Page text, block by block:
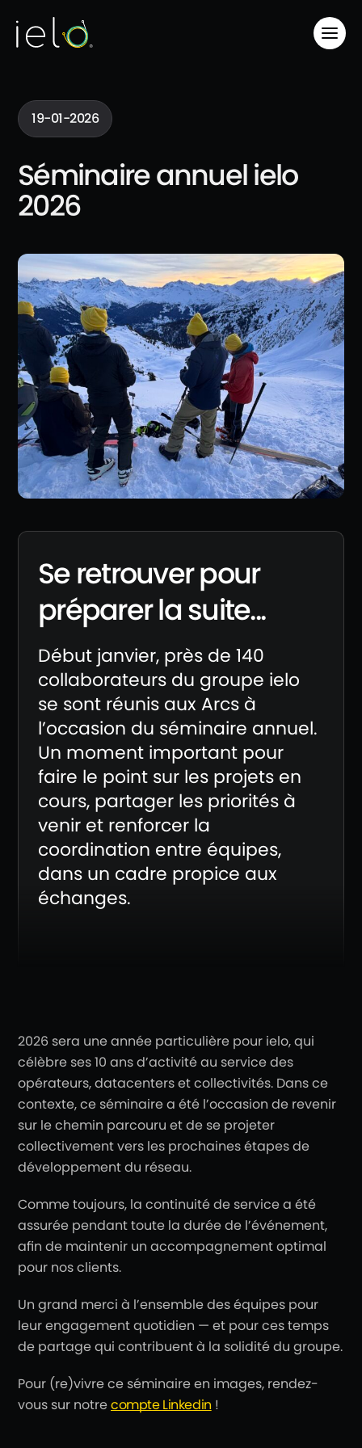
19-01-2026
Séminaire annuel ielo
2026
Se retrouver pour
préparer la suite...
Début janvier, près de 140
collaborateurs du groupe ielo
se sont réunis aux Arcs à
l’occasion du séminaire annuel.
Un moment important pour
faire le point sur les projets en
cours, partager les priorités à
venir et renforcer la
coordination entre équipes,
dans un cadre propice aux
échanges.
2026 sera une année particulière pour ielo, qui
célèbre ses 10 ans d’activité au service des
opérateurs, datacenters et collectivités. Dans ce
contexte, ce séminaire a été l’occasion de revenir
sur le chemin parcouru et de se projeter
collectivement vers les prochaines étapes de
développement du réseau.
Comme toujours, la continuité de service a été
assurée pendant toute la durée de l’événement,
afin de maintenir un accompagnement optimal
pour nos clients.
Un grand merci à l’ensemble des équipes pour
leur engagement quotidien — et pour ces temps
de partage qui contribuent à la solidité du groupe.
Pour (re)vivre ce séminaire en images, rendez-
vous sur notrecompte Linkedin !